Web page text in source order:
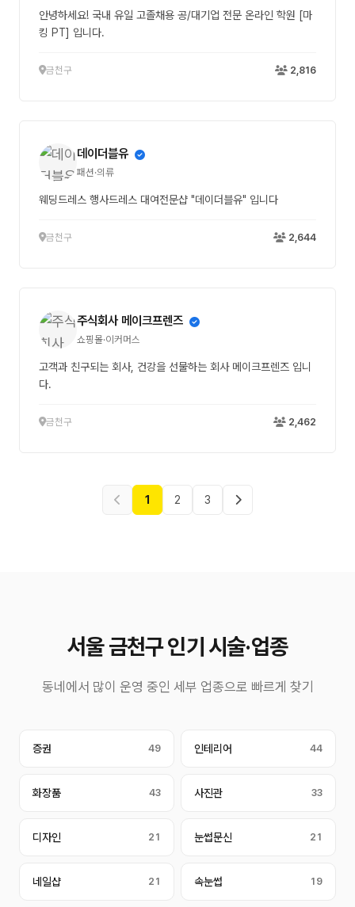
안녕하세요! 국내 유일 고졸채용 공/대기업 전문 온라인 학원 [마
킹 PT] 입니다.
금천구 2,816
데이더블유
패션·의류
웨딩드레스 행사드레스 대여전문샵 "데이더블유" 입니다
금천구 2,644
주식회사 메이크프렌즈
쇼핑몰·이커머스
고객과 친구되는 회사, 건강을 선물하는 회사 메이크프렌즈 입니
다.
금천구 2,462
1 2 3
서울 금천구 인기 시술·업종
동네에서 많이 운영 중인 세부 업종으로 빠르게 찾기
증권 49 인테리어 44
화장품 43 사진관 33
디자인 21 눈썹문신 21
네일샵 21 속눈썹 19